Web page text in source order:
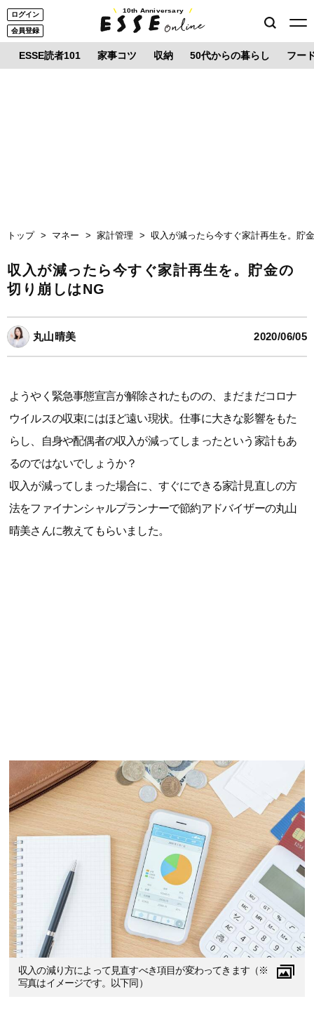
ログイン
会員登録
10th Anniversary
ESSE読者101 家事コツ 収納 50代からの暮らし フー
トップ マネー 家計管理 収入が減ったら今すぐ家計再生を。貯
収入が減ったら今すぐ家計再生を。貯金の
切り崩しはNG
丸山晴美 2020/06/05
ようやく緊急事態宣言が解除されたものの、まだまだコロナ
ウイルスの収束にはほど遠い現状。仕事に大きな影響をもた
らし、自身や配偶者の収入が減ってしまったという家計もあ
るのではないでしょうか？
収入が減ってしまった場合に、すぐにできる家計見直しの方
法をファイナンシャルプランナーで節約アドバイザーの丸山
晴美さんに教えてもらいました。
収入の減り方によって見直すべき項目が変わってきます（※
写真はイメージです。以下同）